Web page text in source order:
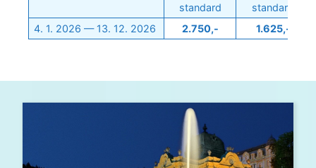
standard
standard
4. 1. 2026 — 13. 12. 2026 2.750,- 1.625,-